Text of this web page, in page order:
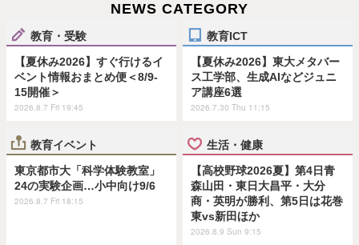
NEWS CATEGORY
教育・受験
【夏休み2026】すぐ行けるイ
ベント情報おまとめ便＜8/9-
15開催＞
2026.8.7 Fri 19:45
教育ICT
【夏休み2026】東大メタバー
ス工学部、生成AIなどジュニ
ア講座6選
2026.7.30 Thu 11:15
教育イベント
東京都市大「科学体験教室」
24の実験企画…小中向け9/6
2026.8.7 Fri 18:15
生活・健康
【高校野球2026夏】第4日青
森山田・東日大昌平・大分
商・英明が勝利、第5日は花巻
東vs新田ほか
2026.8.9 Sun 9:15